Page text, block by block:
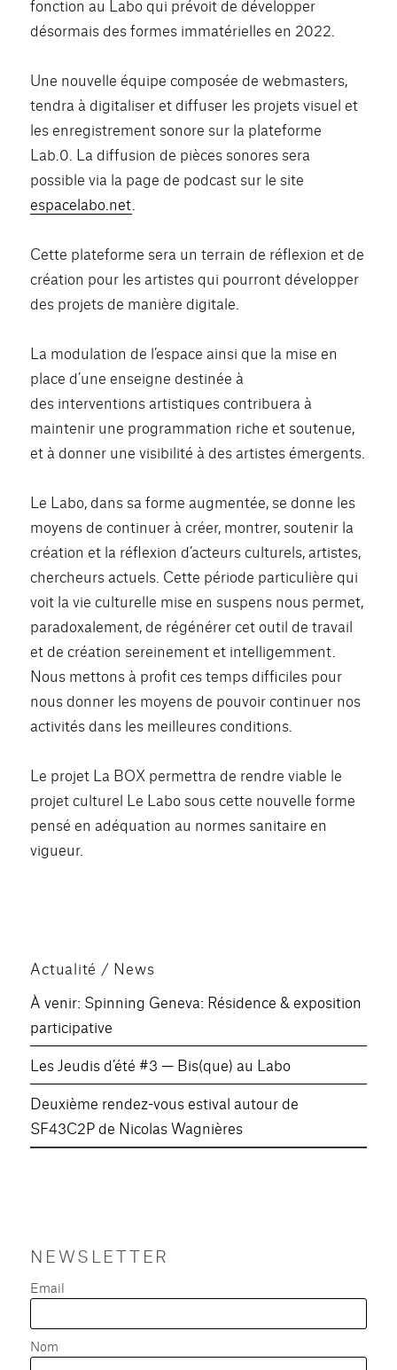
fonction au Labo qui prévoit de développer
désormais des formes immatérielles en 2022.
Une nouvelle équipe composée de webmasters,
tendra à digitaliser et diffuser les projets visuel et
les enregistrement sonore sur la plateforme
Lab.0. La diffusion de pièces sonores sera
possible via la page de podcast sur le site
espacelabo.net
Cette plateforme sera un terrain de réflexion et de
création pour les artistes qui pourront développer
des projets de manière digitale.
La modulation de l’espace ainsi que la mise en
place d’une enseigne destinée à
des interventions artistiques contribuera à
maintenir une programmation riche et soutenue,
et à donner une visibilité à des artistes émergents.
Le Labo, dans sa forme augmentée, se donne les
moyens de continuer à créer, montrer, soutenir la
création et la réflexion d’acteurs culturels, artistes,
chercheurs actuels. Cette période particulière qui
voit la vie culturelle mise en suspens nous permet,
paradoxalement, de régénérer cet outil de travail
et de création sereinement et intelligemment.
Nous mettons à profit ces temps difficiles pour
nous donner les moyens de pouvoir continuer nos
activités dans les meilleures conditions.
Le projet La BOX permettra de rendre viable le
projet culturel Le Labo sous cette nouvelle forme
pensé en adéquation au normes sanitaire en
vigueur.
Actualité / News
À venir: Spinning Geneva: Résidence & exposition
participative
Les Jeudis d’été #3 — Bis(que) au Labo
Deuxième rendez-vous estival autour de
SF43C2P de Nicolas Wagnières
NEWSLETTER
Email
Nom